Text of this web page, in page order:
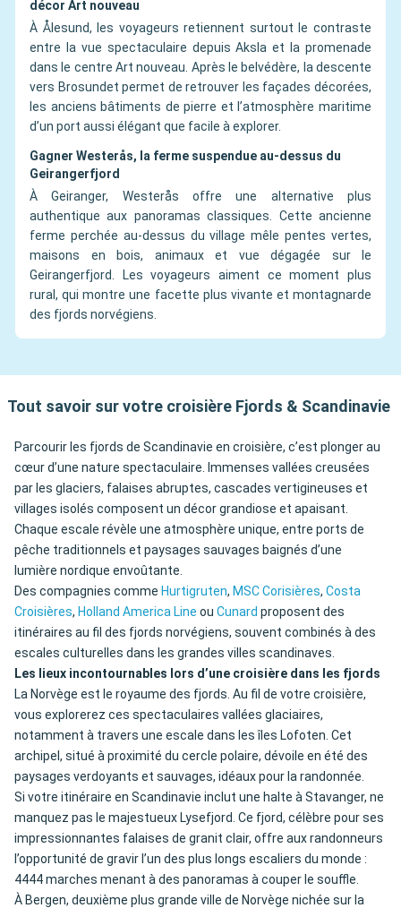
décor Art nouveau
À Ålesund, les voyageurs retiennent surtout le contraste
entre la vue spectaculaire depuis Aksla et la promenade
dans le centre Art nouveau. Après le belvédère, la descente
vers Brosundet permet de retrouver les façades décorées,
les anciens bâtiments de pierre et l’atmosphère maritime
d’un port aussi élégant que facile à explorer.
Gagner Westerås, la ferme suspendue au-dessus du
Geirangerfjord
À Geiranger, Westerås offre une alternative plus
authentique aux panoramas classiques. Cette ancienne
ferme perchée au-dessus du village mêle pentes vertes,
maisons en bois, animaux et vue dégagée sur le
Geirangerfjord. Les voyageurs aiment ce moment plus
rural, qui montre une facette plus vivante et montagnarde
des fjords norvégiens.
Tout savoir sur votre croisière Fjords & Scandinavie
Parcourir les fjords de Scandinavie en croisière, c’est plonger au
cœur d’une nature spectaculaire. Immenses vallées creusées
par les glaciers, falaises abruptes, cascades vertigineuses et
villages isolés composent un décor grandiose et apaisant.
Chaque escale révèle une atmosphère unique, entre ports de
pêche traditionnels et paysages sauvages baignés d’une
lumière nordique envoûtante.
Des compagnies comme Hurtigruten, MSC Corisières, Costa
Croisières, Holland America Line ou Cunard proposent des
itinéraires au fil des fjords norvégiens, souvent combinés à des
escales culturelles dans les grandes villes scandinaves.
Les lieux incontournables lors d’une croisière dans les fjords
La Norvège est le royaume des fjords. Au fil de votre croisière,
vous explorerez ces spectaculaires vallées glaciaires,
notamment à travers une escale dans les îles Lofoten. Cet
archipel, situé à proximité du cercle polaire, dévoile en été des
paysages verdoyants et sauvages, idéaux pour la randonnée.
Si votre itinéraire en Scandinavie inclut une halte à Stavanger, ne
manquez pas le majestueux Lysefjord. Ce fjord, célèbre pour ses
impressionnantes falaises de granit clair, offre aux randonneurs
l’opportunité de gravir l’un des plus longs escaliers du monde :
4444 marches menant à des panoramas à couper le souffle.
À Bergen, deuxième plus grande ville de Norvège nichée sur la